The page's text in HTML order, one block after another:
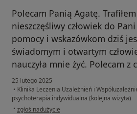
Polecam Panią Agatę.
nieszczęśliwy człowiek do
pomocy i wskazówkom dziś
świadomym i otwartym
nauczyła mnie żyć. Polecam z
25 lutego 2025
• Klinika Leczenia Uzależnień i
psychoterapia indywidualna (kolejna wizyta)
• w opinii użytkownika Mateusz
zgłoś nadużycie